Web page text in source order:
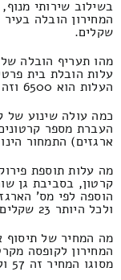
בשילוב שירותי מנוף,
שקלים.
מהו תעריף הובלה
עלות הובלת בית
העלות הוא 6500 וזה מגיע עד 2800
כמה עולה שינוע של
ארגזים) התמחור הינו 840 ולא יותר מ290 ₪.
מה עלות תוספת
קרטון, בסביבת גן
ולכל היותר 23 שקלים.
מה המחיר של תיסוף
המחירון לקופסה
מסוגו המחיר זה 57 ולא יותר מ28 שקל חדש.